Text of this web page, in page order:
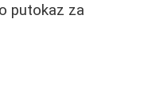
putokaz za